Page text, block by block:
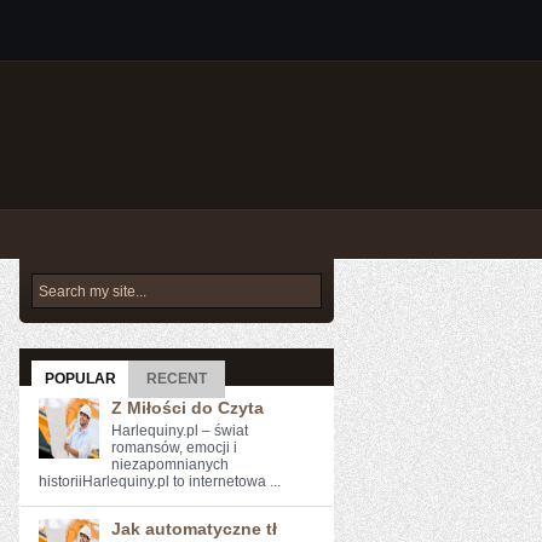
POPULAR RECENT
Z Miłości do Czyta
Harlequiny.pl – świat
romansów, emocji i
niezapomnianych
historiiHarlequiny.pl to internetowa ...
Jak automatyczne tł